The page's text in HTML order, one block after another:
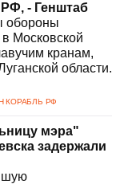
- Генштаб
обороны
Московской
кранам,
области.
КОРАБЛЬ РФ
мэра"
задержали